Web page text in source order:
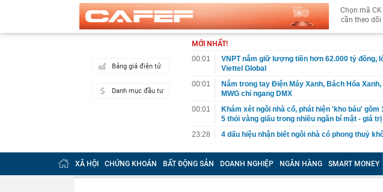
Chọn mã CK
cần theo dõi
Bảng giá điện tử
Danh mục đầu tư
MỚI NHẤT!
00:01
VNPT nắm giữ lượng tiền hơn 62.000 tỷ đồng,
Viettel Global
00:01
Nắm trong tay Điện Máy Xanh, Bách Hóa
MWG chỉ ngang DMX
00:01
Khám xét ngôi nhà cổ, phát hiện 'kho báu' gồm
5 thỏi vàng giấu trong nhiều ngăn bí mật - giá
23:28
4 dấu hiệu nhận biết ngôi nhà có phong thuỷ
23:12
Quốc gia có lượng khách đến Việt Nam đông
vượt Hàn Quốc và Nga, gấp gần 6 lần Ấn Độ
23:01
Người bán trái cây tiết lộ: Khách thường chọn
XÃ HỘI CHỨNG KHOÁN BẤT ĐỘNG SẢN DOANH NGHIỆP NGÂN HÀNG SMART MONEY